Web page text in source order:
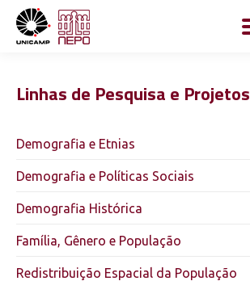
Linhas de Pesquisa e Projetos
Demografia e Etnias
Demografia e Políticas Sociais
Demografia Histórica
Família, Gênero e População
Redistribuição Espacial da População